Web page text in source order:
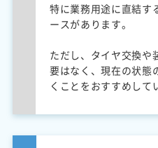
特に業務用途に直結す
ースがあります。
ただし、タイヤ交換や
要はなく、現在の状態
くことをおすすめして